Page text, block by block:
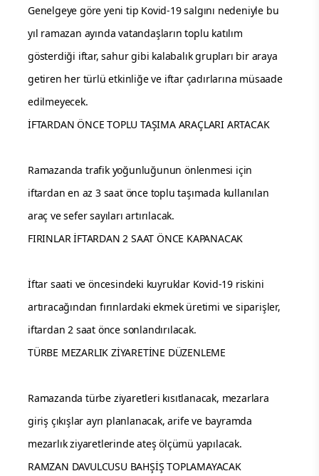
Genelgeye göre yeni tip Kovid-19 salgını nedeniyle bu
yıl ramazan ayında vatandaşların toplu katılım
gösterdiği iftar, sahur gibi kalabalık grupları bir araya
getiren her türlü etkinliğe ve iftar çadırlarına müsaade
edilmeyecek.
İFTARDAN ÖNCE TOPLU TAŞIMA ARAÇLARI ARTACAK
Ramazanda trafik yoğunluğunun önlenmesi için
iftardan en az 3 saat önce toplu taşımada kullanılan
araç ve sefer sayıları artırılacak.
FIRINLAR İFTARDAN 2 SAAT ÖNCE KAPANACAK
İftar saati ve öncesindeki kuyruklar Kovid-19 riskini
artıracağından fırınlardaki ekmek üretimi ve siparişler,
iftardan 2 saat önce sonlandırılacak.
TÜRBE MEZARLIK ZİYARETİNE DÜZENLEME
Ramazanda türbe ziyaretleri kısıtlanacak, mezarlara
giriş çıkışlar ayrı planlanacak, arife ve bayramda
mezarlık ziyaretlerinde ateş ölçümü yapılacak.
RAMZAN DAVULCUSU BAHŞİŞ TOPLAMAYACAK